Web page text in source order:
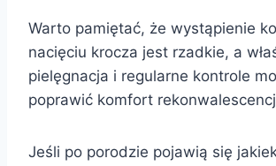
Warto pamiętać, że wystąpienie
nacięciu krocza jest rzadkie, a
pielęgnacja i regularne kontrole
poprawić komfort
Jeśli po porodzie pojawią się